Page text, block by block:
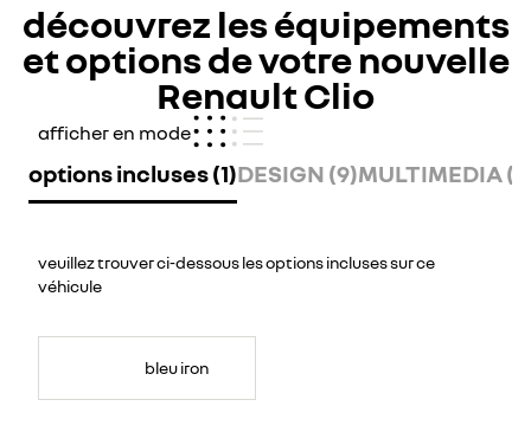
découvrez les équipements
et options de votre nouvelle
Renault Clio
afficher en mode
options incluses (1)DESIGN (9)MULTIMEDIA
veuillez trouver ci-dessous les options incluses sur ce
véhicule
bleu iron